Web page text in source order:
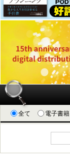
全て 電子書籍